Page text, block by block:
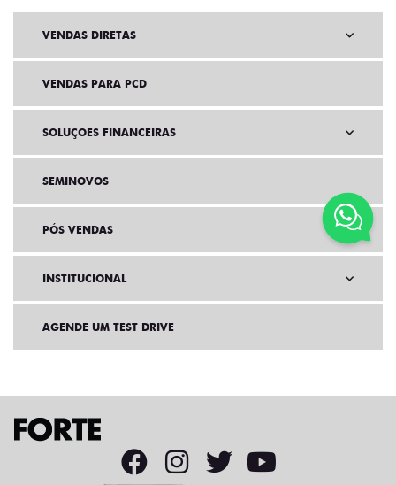
VENDAS DIRETAS
VENDAS PARA PCD
SOLUÇÕES FINANCEIRAS
SEMINOVOS
PÓS VENDAS
INSTITUCIONAL
AGENDE UM TEST DRIVE